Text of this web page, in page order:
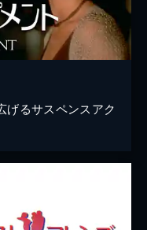
げるサスペンスアク